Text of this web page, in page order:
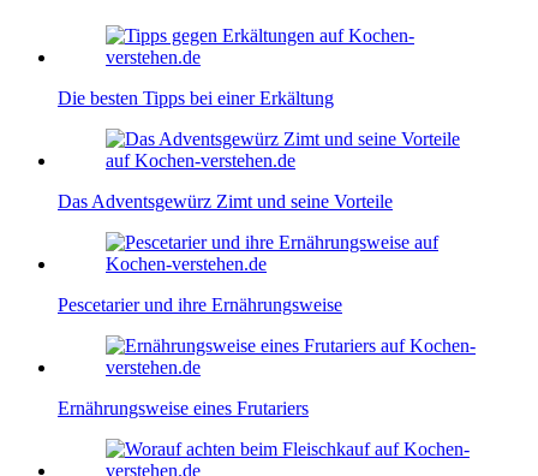
Die besten Tipps bei einer Erkältung
Das Adventsgewürz Zimt und seine Vorteile
Pescetarier und ihre Ernährungsweise
Ernährungsweise eines Frutariers